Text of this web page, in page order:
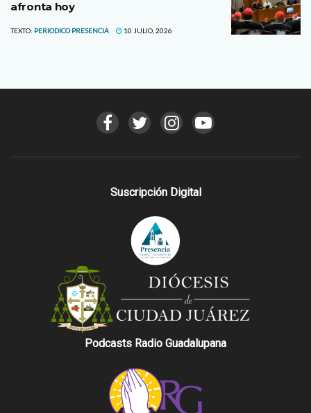
afronta hoy
TEXTO: PERIODICO PRESENCIA 10 JULIO, 2026
Suscripción Digital
Podcasts Radio Guadalupana